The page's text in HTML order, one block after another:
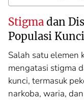
Stigmadan
Populasi
Salah satu elemen
mengatasi stigma
kunci, termasuk
narkoba, waria,